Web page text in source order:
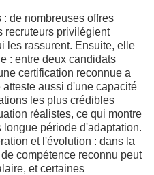
de nombreuses offres
recruteurs privilégient
les rassurent. Ensuite, elle
: entre deux candidats
certification reconnue a
aussi d'une capacité
les plus crédibles
réalistes, ce qui montre
période d'adaptation.
et l'évolution : dans la
compétence reconnu peut
et certaines